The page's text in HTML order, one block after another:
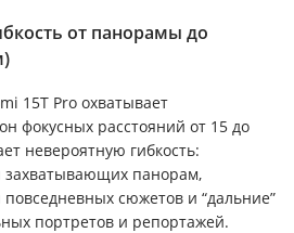
от панорамы до
15T Pro охватывает
фокусных расстояний от 15 до
невероятную гибкость:
захватывающих панорам,
сюжетов и “дальние”
портретов и репортажей.